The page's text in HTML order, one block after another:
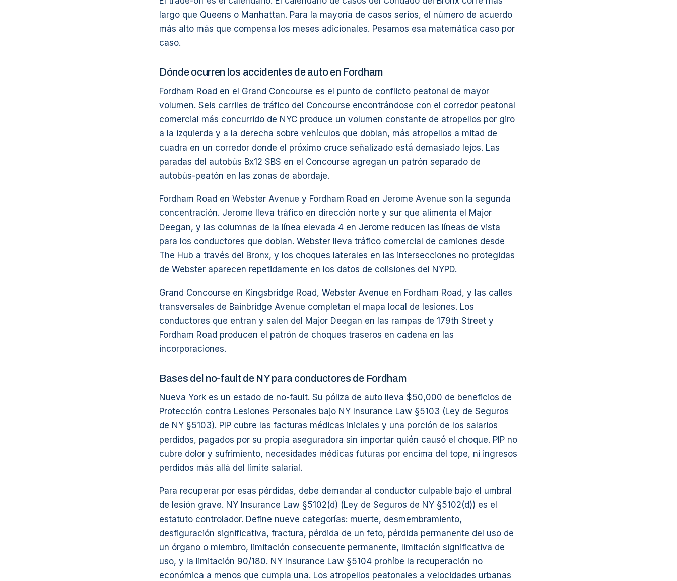
largo que Queens o Manhattan. Para la mayoría de casos serios, el número de acuerdo
más alto más que compensa los meses adicionales. Pesamos esa matemática caso por
caso.
Dónde ocurren los accidentes de auto en Fordham
Fordham Road en el Grand Concourse es el punto de conflicto peatonal de mayor
volumen. Seis carriles de tráfico del Concourse encontrándose con el corredor peatonal
comercial más concurrido de NYC produce un volumen constante de atropellos por giro
a la izquierda y a la derecha sobre vehículos que doblan, más atropellos a mitad de
cuadra en un corredor donde el próximo cruce señalizado está demasiado lejos. Las
paradas del autobús Bx12 SBS en el Concourse agregan un patrón separado de
autobús-peatón en las zonas de abordaje.
Fordham Road en Webster Avenue y Fordham Road en Jerome Avenue son la segunda
concentración. Jerome lleva tráfico en dirección norte y sur que alimenta el Major
Deegan, y las columnas de la línea elevada 4 en Jerome reducen las líneas de vista
para los conductores que doblan. Webster lleva tráfico comercial de camiones desde
The Hub a través del Bronx, y los choques laterales en las intersecciones no protegidas
de Webster aparecen repetidamente en los datos de colisiones del NYPD.
Grand Concourse en Kingsbridge Road, Webster Avenue en Fordham Road, y las calles
transversales de Bainbridge Avenue completan el mapa local de lesiones. Los
conductores que entran y salen del Major Deegan en las rampas de 179th Street y
Fordham Road producen el patrón de choques traseros en cadena en las
incorporaciones.
Bases del no-fault de NY para conductores de Fordham
Nueva York es un estado de no-fault. Su póliza de auto lleva $50,000 de beneficios de
Protección contra Lesiones Personales bajo NY Insurance Law §5103 (Ley de Seguros
de NY §5103). PIP cubre las facturas médicas iniciales y una porción de los salarios
perdidos, pagados por su propia aseguradora sin importar quién causó el choque. PIP no
cubre dolor y sufrimiento, necesidades médicas futuras por encima del tope, ni ingresos
perdidos más allá del límite salarial.
Para recuperar por esas pérdidas, debe demandar al conductor culpable bajo el umbral
de lesión grave. NY Insurance Law §5102(d) (Ley de Seguros de NY §5102(d)) es el
estatuto controlador. Define nueve categorías: muerte, desmembramiento,
desfiguración significativa, fractura, pérdida de un feto, pérdida permanente del uso de
un órgano o miembro, limitación consecuente permanente, limitación significativa de
uso, y la limitación 90/180. NY Insurance Law §5104 prohíbe la recuperación no
económica a menos que cumpla una. Los atropellos peatonales a velocidades urbanas